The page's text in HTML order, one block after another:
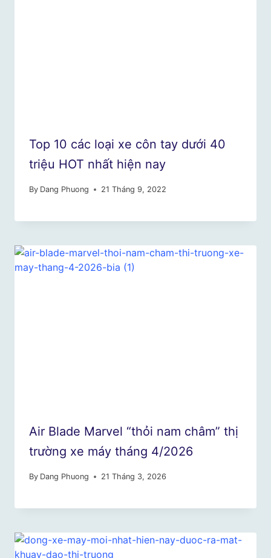
Top 10 các loại xe côn tay dưới 40
triệu HOT nhất hiện nay
By Dang Phuong 21 Tháng 9, 2022
Air Blade Marvel “thỏi nam châm” thị
trường xe máy tháng 4/2026
By Dang Phuong 21 Tháng 3, 2026